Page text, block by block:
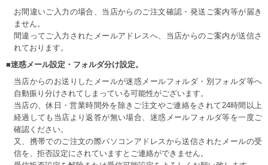
お間違いご入力の場合、当店からのご注文確認・発送ご案内等が届き
ません。
間違ってご入力されたメールアドレスへ、当店からのご案内が送信さ
れております。
■迷惑メール設定・フォルダ分け設定。
当店からのお送りしたメールが迷惑メールフォルダ・別フォルダ等へ
自動振り分けされてしまっている可能性がございます。
当店の、休日・営業時間外を除きご注文やご連絡をされて24時間以上
経過しても当店より返答が無い場合、迷惑メールフォルダ等を一度ご
確認ください。
又、携帯でのご注文の際パソコンアドレスから送信されたメールの受
信を、拒否設定にされていますとご連絡ができません。